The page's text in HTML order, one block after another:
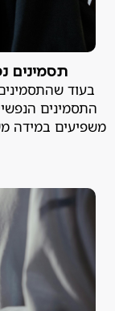
תסמינים
בעוד
התסמינים
משפיעים במידה